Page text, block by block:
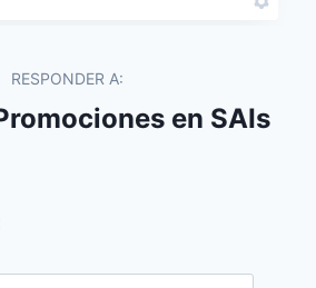
RESPONDER A:
en SAIs